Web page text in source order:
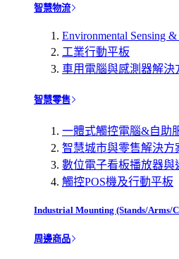
智慧物流
Environmental Sensing
工業行動平板
車用電腦與感測器解決
智慧零售
一體式觸控電腦&自助
智慧城市與零售解決方
數位電子看板播放器與
觸控POS機及行動平板
Industrial Mounting (Stands/Arms/
周邊商品